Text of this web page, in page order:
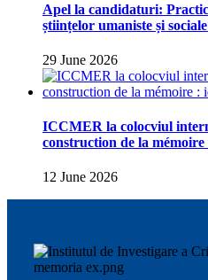
Apel la candidaturi:
științelor umaniste și
29 June 2026
ICCMER la colocviul
construction de la
12 June 2026